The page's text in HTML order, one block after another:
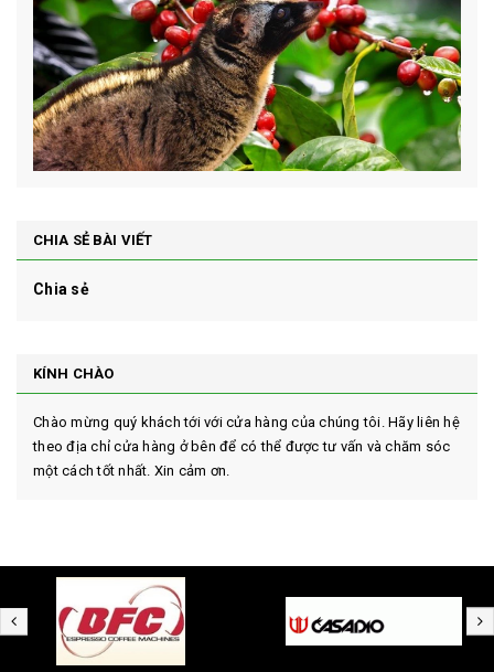
CHIA SẺ BÀI VIẾT
Chia sẻ
KÍNH CHÀO
Chào mừng quý khách tới với cửa hàng của chúng tôi. Hãy liên hệ
theo địa chỉ cửa hàng ở bên để có thể được tư vấn và chăm sóc
một cách tốt nhất. Xin cảm ơn.